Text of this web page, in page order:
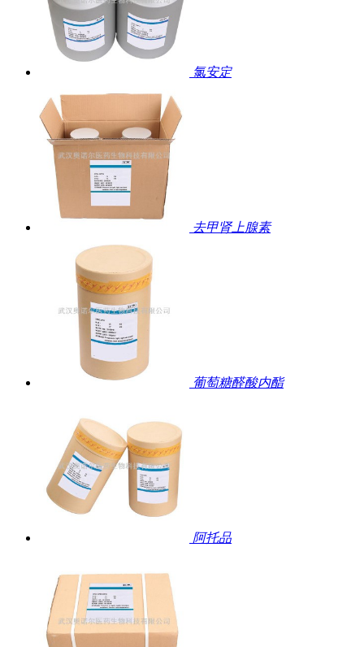
氯安定
去甲肾上腺素
葡萄糖醛酸内酯
阿托品